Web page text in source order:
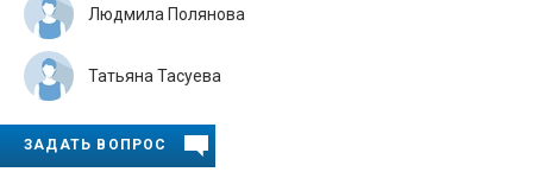
Людмила Полянова
Татьяна Тасуева
ЗАДАТЬ ВОПРОС